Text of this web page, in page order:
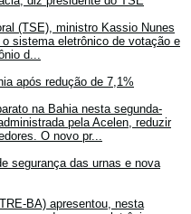
(TSE), ministro Kassio Nunes
sistema eletrônico de votação e
d...
após redução de 7,1%
na Bahia nesta segunda-
pela Acelen, reduzir
O novo pr...
segurança das urnas e nova
BA) apresentou, nesta